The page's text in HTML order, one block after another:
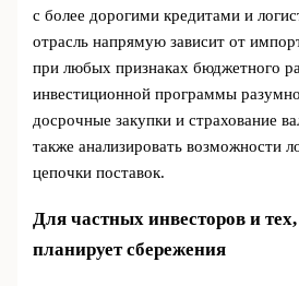
с более дорогими кредитами и
отрасль напрямую зависит от
при любых признаках бюджетного
инвестиционной программы
досрочные закупки и страхование
также анализировать возможности
цепочки поставок.
Для частных инвесторов и
планирует сбережения